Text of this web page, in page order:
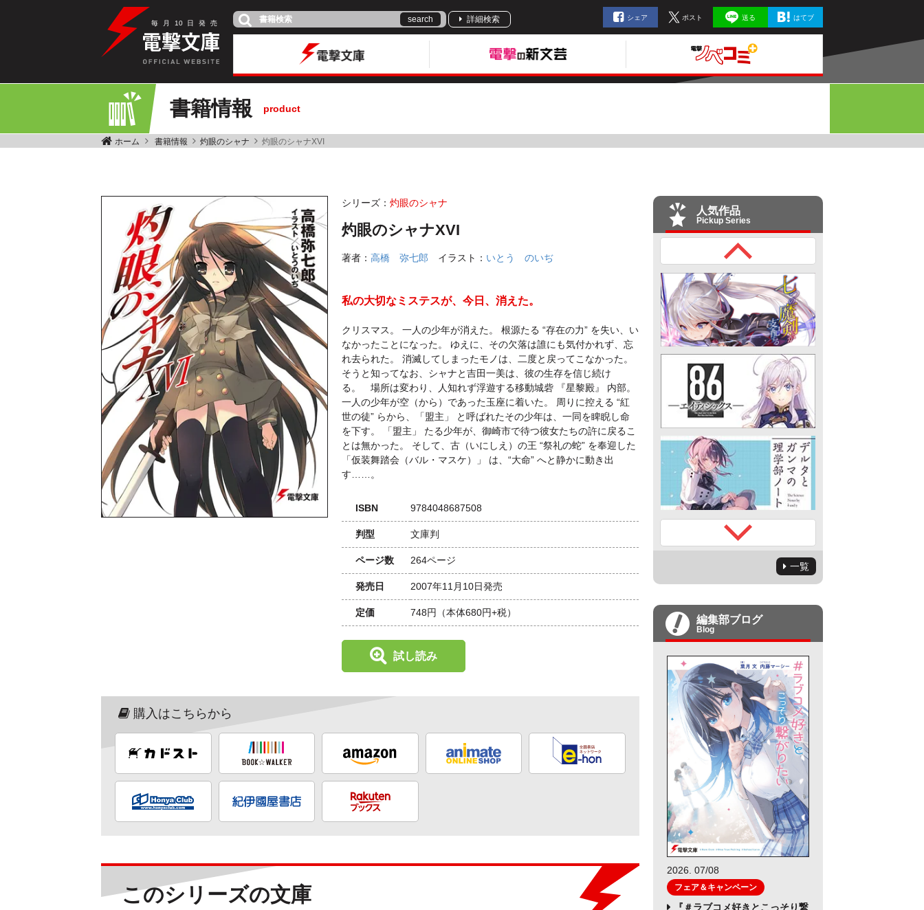
毎 月 10 日 発 売 search 詳細検索 シェア ポスト 送る はてブ
書籍情報 product
ホーム 書籍情報 灼眼のシャナ 灼眼のシャナXVI
シリーズ： 灼眼のシャナ
灼眼のシャナXVI
著者： 高橋 弥七郎 イラスト： いとう のいぢ
私の大切なミステスが、今日、消えた。
クリスマス。 一人の少年が消えた。 根源たる “存在の力” を失い、い
なかったことになった。 ゆえに、その欠落は誰にも気付かれず、忘
れ去られた。 消滅してしまったモノは、二度と戻ってこなかった。
そうと知ってなお、シャナと吉田一美は、彼の生存を信じ続け
る。 場所は変わり、人知れず浮遊する移動城砦 『星黎殿』 内部。
一人の少年が空（から）であった玉座に着いた。 周りに控える “紅
世の徒” らから、「盟主」 と呼ばれたその少年は、一同を睥睨し命
を下す。 「盟主」 たる少年が、御崎市で待つ彼女たちの許に戻るこ
とは無かった。 そして、古（いにしえ）の王 “祭礼の蛇” を奉迎した
「仮装舞踏会（バル・マスケ）」 は、“大命” へと静かに動き出
す……。
ISBN 9784048687508
判型 文庫判
ページ数 264ページ
発売日 2007年11月10日発売
定価 748円 （本体680円+税）
試し読み
購入はこちらから
このシリーズの文庫
人気作品
Pickup Series
一覧
編集部ブログ
Blog
2026. 07/08
フェア＆キャンペーン
『＃ラブコメ好きとこっそり繋